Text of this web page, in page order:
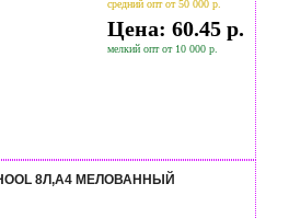
средний опт от 50 000 р.
Цена: 60.45 р.
мелкий опт от 10 000 р.
8Л,А4 МЕЛОВАННЫЙ